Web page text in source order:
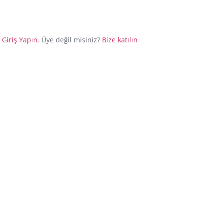
Giriş Yapın. Üye değil misiniz? Bize katılın